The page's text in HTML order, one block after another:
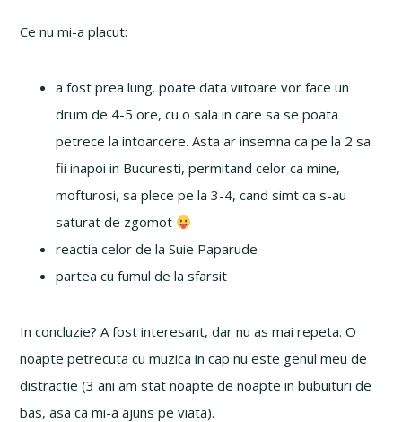
Ce nu mi-a placut:
a fost prea lung. poate data viitoare vor face un
drum de 4-5 ore, cu o sala in care sa se poata
petrece la intoarcere. Asta ar insemna ca pe la 2 sa
fii inapoi in Bucuresti, permitand celor ca mine,
mofturosi, sa plece pe la 3-4, cand simt ca s-au
saturat de zgomot
reactia celor de la Suie Paparude
partea cu fumul de la sfarsit
In concluzie? A fost interesant, dar nu as mai repeta. O
noapte petrecuta cu muzica in cap nu este genul meu de
distractie (3 ani am stat noapte de noapte in bubuituri de
bas, asa ca mi-a ajuns pe viata).